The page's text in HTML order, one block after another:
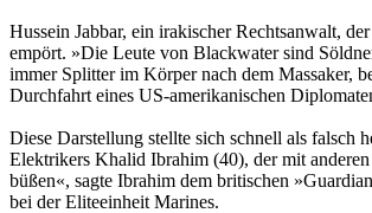
Hussein Jabbar, ein irakischer Rechtsanwalt,
empört. »Die Leute von Blackwater sind
immer Splitter im Körper nach dem Massaker,
Durchfahrt eines US-amerikanischen
Diese Darstellung stellte sich schnell als falsch
Elektrikers Khalid Ibrahim (40), der mit
büßen«, sagte Ibrahim dem britischen
bei der Eliteeinheit Marines.